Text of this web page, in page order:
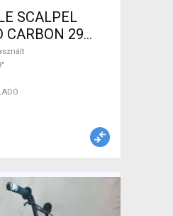
SCALPEL
CARBON 29
29" össztelós
ELADÓ